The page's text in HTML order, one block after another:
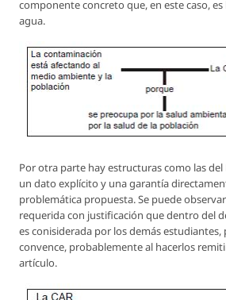
componente concreto que, en este caso,
agua.
Por otra parte hay estructuras como las del
un dato explícito y una garantía
problemática propuesta. Se puede
requerida con justificación que dentro del
es conisiderada por los demás estudiantes,
convence, probablemente al hacerlos
artículo.